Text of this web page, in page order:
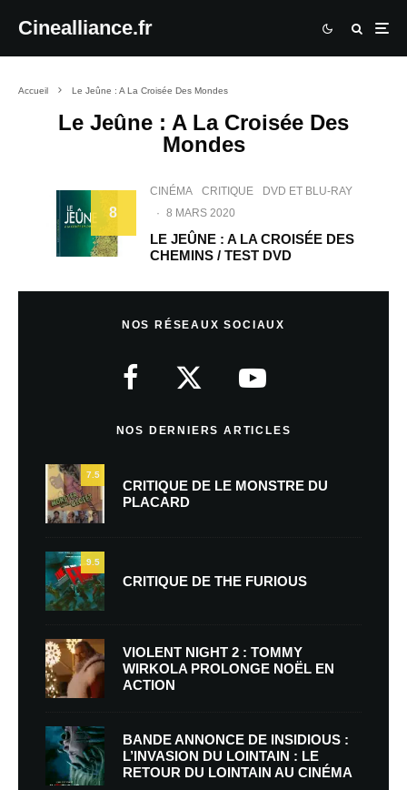
Cinealliance.fr
Accueil Le Jeûne : A La Croisée Des Mondes
Le Jeûne : A La Croisée Des
Mondes
8
CINÉMA CRITIQUE
DVD ET BLU-RAY
· 8 MARS 2020
LE JEÛNE : A LA CROISÉE DES
CHEMINS / TEST DVD
NOS RÉSEAUX SOCIAUX
NOS DERNIERS ARTICLES
7.5
CRITIQUE DE LE MONSTRE DU
PLACARD
9.5
CRITIQUE DE THE FURIOUS
VIOLENT NIGHT 2 : TOMMY
WIRKOLA PROLONGE NOËL EN
ACTION
BANDE ANNONCE DE INSIDIOUS :
L’INVASION DU LOINTAIN : LE
RETOUR DU LOINTAIN AU CINÉMA